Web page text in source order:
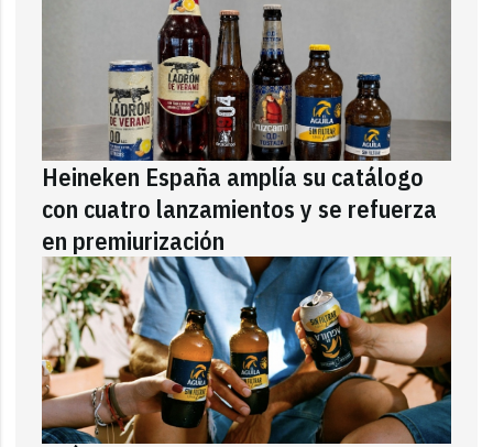
Heineken España amplía su catálogo
con cuatro lanzamientos y se refuerza
en premiurización